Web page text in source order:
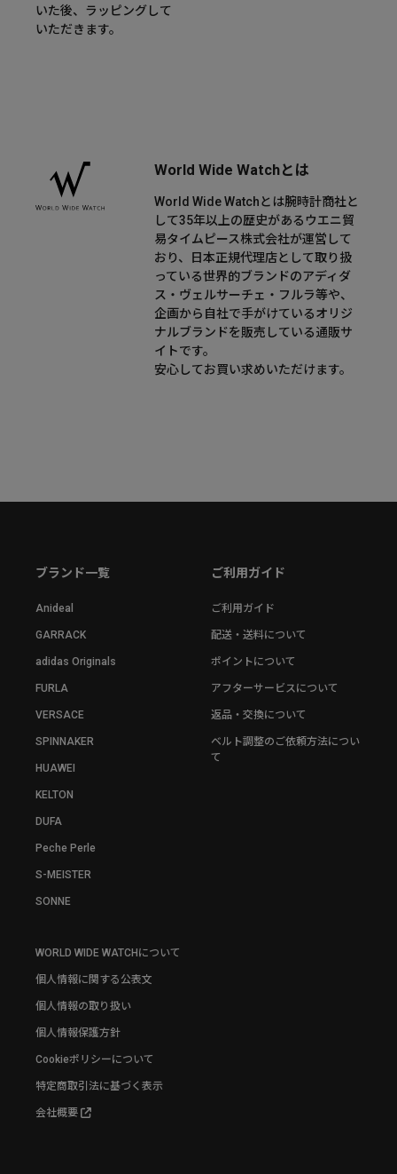
いた後、ラッピングして
いただきます。
World Wide Watchとは
World Wide Watchとは腕時計商社と
して35年以上の歴史があるウエニ貿
易タイムピース株式会社が運営して
おり、日本正規代理店として取り扱
っている世界的ブランドのアディダ
ス・ヴェルサーチェ・フルラ等や、
企画から自社で手がけているオリジ
ナルブランドを販売している通販サ
イトです。
安心してお買い求めいただけます。
ブランド一覧
Anideal
GARRACK
adidas Originals
FURLA
VERSACE
SPINNAKER
HUAWEI
KELTON
DUFA
Peche Perle
S-MEISTER
SONNE
ご利用ガイド
ご利用ガイド
配送・送料について
ポイントについて
アフターサービスについて
返品・交換について
ベルト調整のご依頼方法につい
て
WORLD WIDE WATCHについて
個人情報に関する公表文
個人情報の取り扱い
個人情報保護方針
Cookieポリシーについて
特定商取引法に基づく表示
会社概要